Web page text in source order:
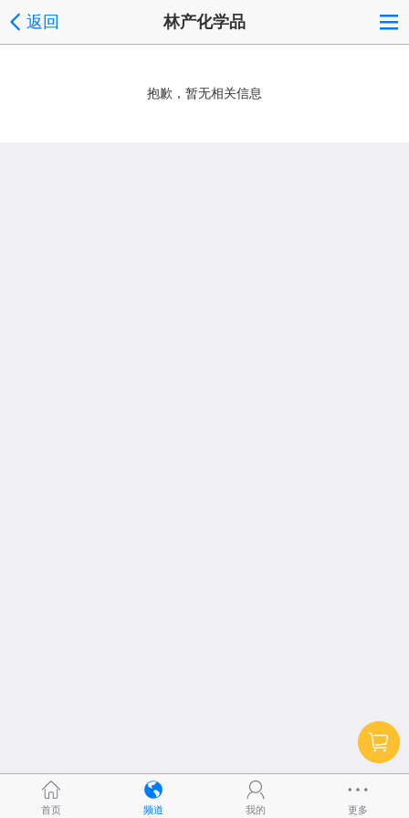
返回 林产化学品
抱歉，暂无相关信息
首页 频道 我的 更多